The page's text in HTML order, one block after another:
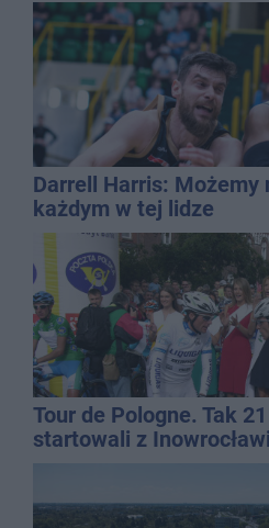
Darrell Harris: Możemy
każdym w tej lidze
Tour de Pologne. Tak
startowali z